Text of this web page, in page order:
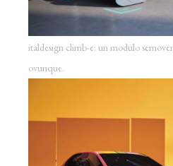
italdesign climb-e: un modulo
ovunque.